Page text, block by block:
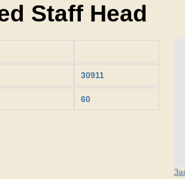
Staff Head
30911
60